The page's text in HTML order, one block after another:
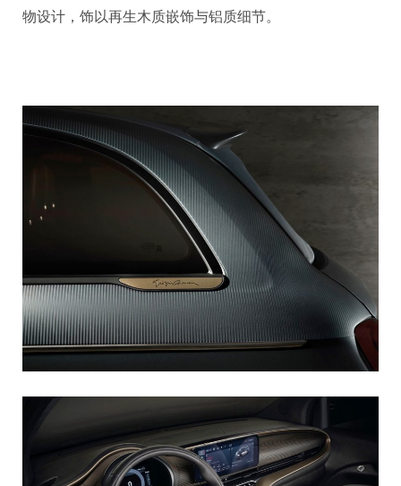
物设计，饰以再生木质嵌饰与铝质细节。